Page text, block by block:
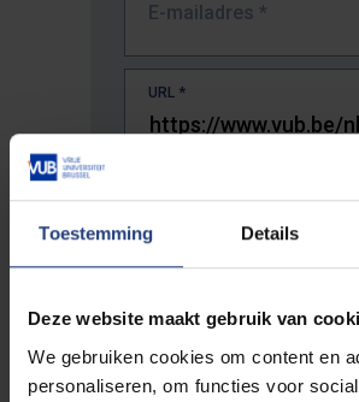
Toestemming Details
Deze website maakt gebruik van
We gebruiken cookies om content en
personaliseren, om functies voor
E-mailadres *
URL *
De volledige URL van de pagina